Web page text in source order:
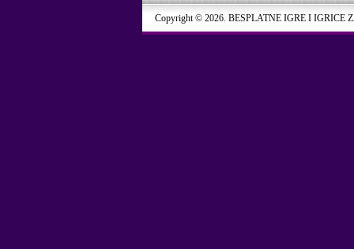
Copyright © 2026. BESPLATNE IGRE I IGRICE